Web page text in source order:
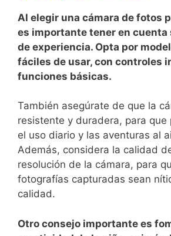
Al elegir una cámara de fotos‌
‌es importante ⁣tener ⁢en cuenta
de experiencia. Opta⁣ por​
fáciles de⁢ usar, con controles
funciones‍ básicas.
También​ asegúrate de que la
resistente y duradera, para
el uso diario y‍ las ‍aventuras al
‌Además, ⁢considera la calidad
resolución de la cámara, para
fotografías capturadas⁤ sean
⁢calidad.
Otro consejo importante es